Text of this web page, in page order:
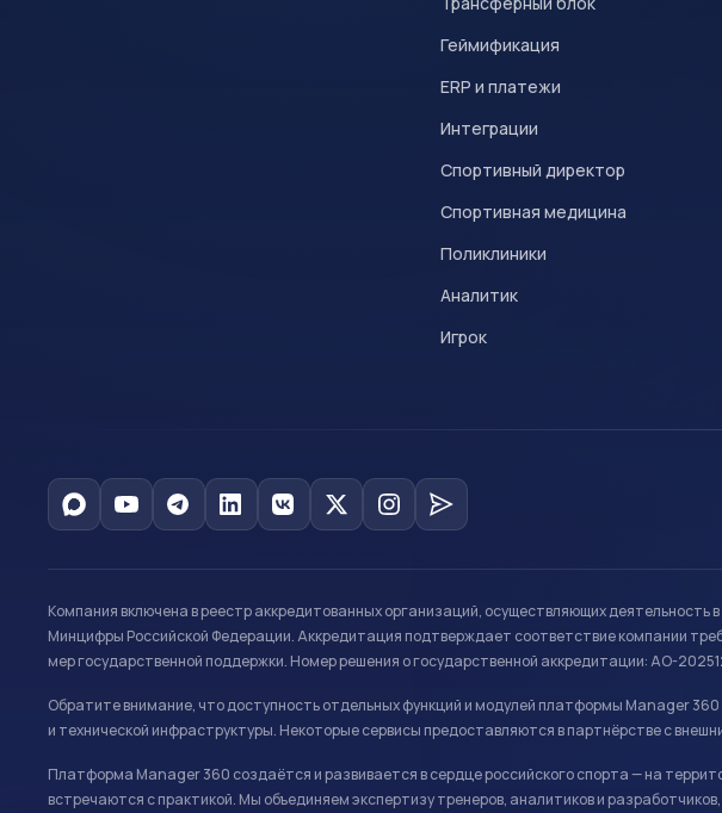
Геймификация
ERP и платежи
Интеграции
Спортивный директор
Спортивная медицина
Поликлиники
Аналитик
Игрок
Компания включена в реестр аккредитованных организаций, осуществляющих
Минцифры Российской Федерации. Аккредитация подтверждает соответствие компании
мер государственной поддержки. Номер решения о государственной аккредитации: АО-
Обратите внимание, что доступность отдельных функций и модулей платформы Manager
и технической инфраструктуры. Некоторые сервисы предоставляются в партнёрстве с
Платформа Manager 360 создаётся и развивается в сердце российского спорта — на
встречаются с практикой. Мы объединяем экспертизу тренеров, аналитиков и